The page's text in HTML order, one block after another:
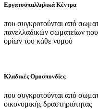
Εργατοϋπαλληλικά Κέντρα
που συγκροτούνται από
πανελλαδικών σωματείων
ορίων του κάθε νομού
Κλαδικές Ομοσπονδίες
που συγκροτούνται από
οικονομικής δραστηριότητας